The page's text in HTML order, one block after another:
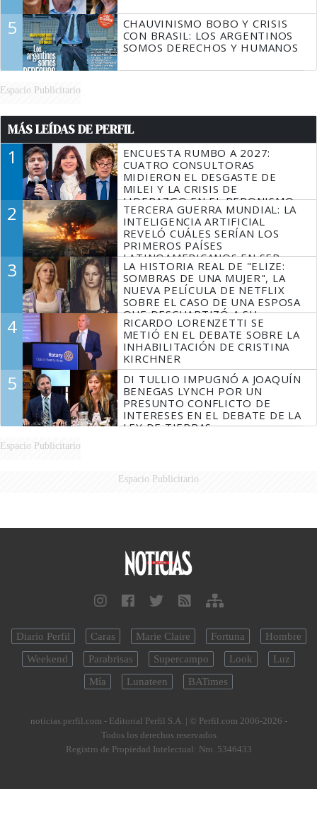
5
CHAUVINISMO BOBO Y CRISIS
CON BRASIL: LOS ARGENTINOS
SOMOS DERECHOS Y HUMANOS
Espacio Publicitario
MÁS LEÍDAS DE PERFIL
1
ENCUESTA RUMBO A 2027:
CUATRO CONSULTORAS
MIDIERON EL DESGASTE DE
MILEI Y LA CRISIS DE
LIDERAZGO EN EL PERONISMO
2
TERCERA GUERRA MUNDIAL: LA
INTELIGENCIA ARTIFICIAL
REVELÓ CUÁLES SERÍAN LOS
PRIMEROS PAÍSES
LATINOAMERICANOS EN SER
DERROTADOS
3
LA HISTORIA REAL DE "ELIZE:
SOMBRAS DE UNA MUJER", LA
NUEVA PELÍCULA DE NETFLIX
SOBRE EL CASO DE UNA ESPOSA
QUE DESCUARTIZÓ A SU
MARIDO
4
RICARDO LORENZETTI SE
METIÓ EN EL DEBATE SOBRE LA
INHABILITACIÓN DE CRISTINA
KIRCHNER
5
DI TULLIO IMPUGNÓ A JOAQUÍN
BENEGAS LYNCH POR UN
PRESUNTO CONFLICTO DE
INTERESES EN EL DEBATE DE LA
LEY DE TIERRAS
Espacio Publicitario
Espacio Publicitario
Diario Perfil Caras Marie Claire Fortuna
Hombre
Weekend
Parabrisas Supercampo Look
Luz
Mía
Lunateen BATimes
noticias.perfil.com - Editorial Perfil S.A. | © Perfil.com 2006-2026 -
Todos los derechos reservados
Registro de Propiedad Intelectual: Nro. 5346433